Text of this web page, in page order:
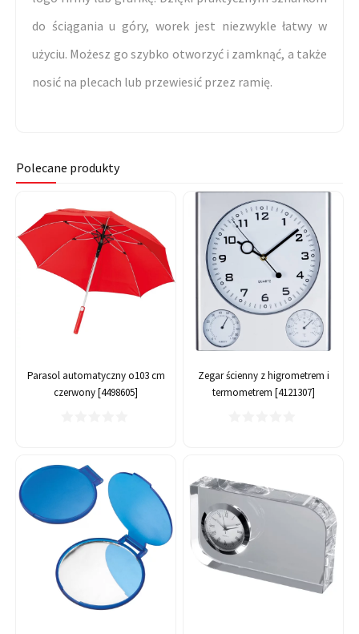
do ściągania u góry, worek jest niezwykle łatwy w
użyciu. Możesz go szybko otworzyć i zamknąć, a także
nosić na plecach lub przewiesić przez ramię.
Polecane produkty
Parasol automatyczny o103 cm
czerwony [4498605]
Zegar ścienny z higrometrem i
termometrem [4121307]